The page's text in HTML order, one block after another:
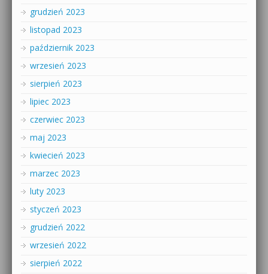
grudzień 2023
listopad 2023
październik 2023
wrzesień 2023
sierpień 2023
lipiec 2023
czerwiec 2023
maj 2023
kwiecień 2023
marzec 2023
luty 2023
styczeń 2023
grudzień 2022
wrzesień 2022
sierpień 2022